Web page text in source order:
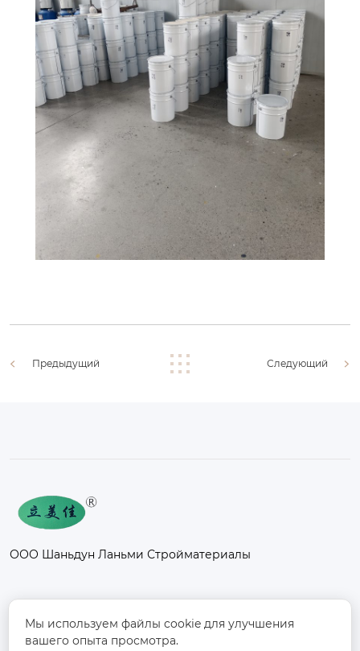
Предыдущий Следующий
ООО Шаньдун Ланьми Стройматериалы
Промышленный парк Фанси, к северу от
Мы используем файлы cookie для улучшения
вашего опыта просмотра.